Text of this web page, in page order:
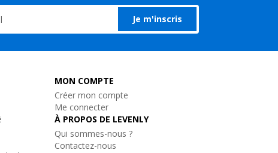
Je m'inscris
MON COMPTE
Créer mon compte
Me connecter
À PROPOS DE LEVENLY
Qui sommes-nous ?
Contactez-nous